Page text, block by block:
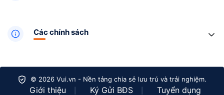
Các chính sách
© 2026 Vui.vn - Nền tảng chia sẻ lưu trú và trải nghiệm.
Giới thiệu Ký Gửi BĐS Tuyển dụng